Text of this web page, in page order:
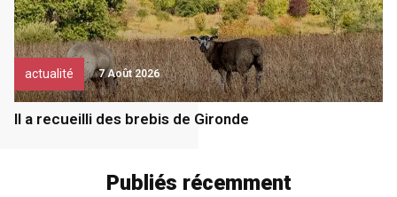
actualité 7 Août 2026
Il a recueilli des brebis de Gironde
Publiés récemment